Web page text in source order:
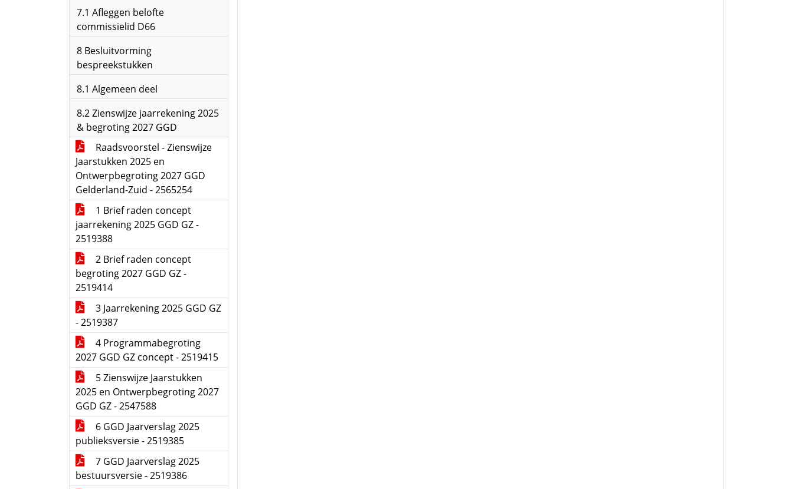
7.1 Afleggen belofte
commissielid D66
8 Besluitvorming
bespreekstukken
8.1 Algemeen deel
8.2 Zienswijze jaarrekening 2025
& begroting 2027 GGD
Raadsvoorstel - Zienswijze
Jaarstukken 2025 en
Ontwerpbegroting 2027 GGD
Gelderland-Zuid - 2565254
1 Brief raden concept
jaarrekening 2025 GGD GZ -
2519388
2 Brief raden concept
begroting 2027 GGD GZ -
2519414
3 Jaarrekening 2025 GGD GZ
- 2519387
4 Programmabegroting
2027 GGD GZ concept - 2519415
5 Zienswijze Jaarstukken
2025 en Ontwerpbegroting 2027
GGD GZ - 2547588
6 GGD Jaarverslag 2025
publieksversie - 2519385
7 GGD Jaarverslag 2025
bestuursversie - 2519386